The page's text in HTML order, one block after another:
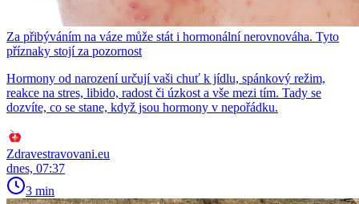
Za přibýváním na váze může stát i hormonální nerovnováha. Tyto
příznaky stojí za pozornost
Hormony od narození určují vaši chuť k jídlu, spánkový režim,
reakce na stres, libido, radost či úzkost a vše mezi tím. Tady se
dozvíte, co se stane, když jsou hormony v nepořádku.
Zdravestravovani.eu
dnes, 07:37
3 min